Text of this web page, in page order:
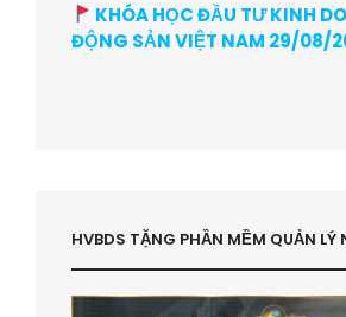
KHÓA HỌC ĐẦU TƯ KINH
ĐỘNG SẢN VIỆT NAM 29/08/
HVBDS TẶNG PHẦN MỀM QUẢN LÝ